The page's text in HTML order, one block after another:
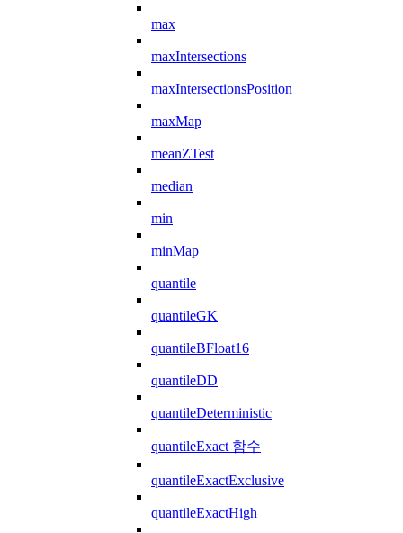
max
maxIntersections
maxIntersectionsPosition
maxMap
meanZTest
median
min
minMap
quantile
quantileGK
quantileBFloat16
quantileDD
quantileDeterministic
quantileExact 함수
quantileExactExclusive
quantileExactHigh